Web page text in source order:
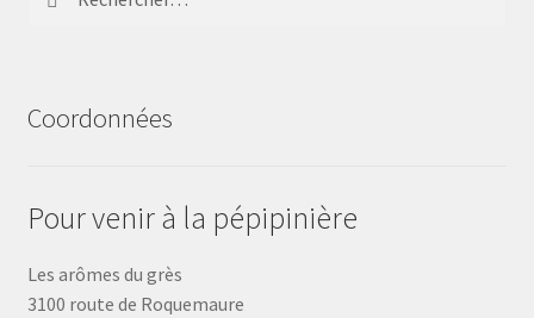
Coordonnées
Pour venir à la pépipinière
Les arômes du grès
3100 route de Roquemaure